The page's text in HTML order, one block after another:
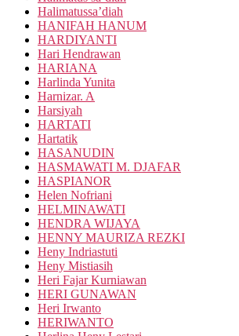
Halimatussa’diah
HANIFAH HANUM
HARDIYANTI
Hari Hendrawan
HARIANA
Harlinda Yunita
Harnizar. A
Harsiyah
HARTATI
Hartatik
HASANUDIN
HASMAWATI M. DJAFAR
HASPIANOR
Helen Nofriani
HELMINAWATI
HENDRA WIJAYA
HENNY MAURIZA REZKI
Heny Indriastuti
Heny Mistiasih
Heri Fajar Kurniawan
HERI GUNAWAN
Heri Irwanto
HERIWANTO